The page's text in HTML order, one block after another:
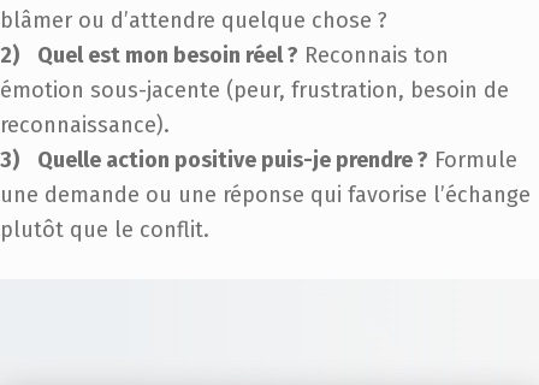
blâmer ou d’attendre quelque chose ?
Quel est mon besoin réel ? Reconnais ton
émotion sous-jacente (peur, frustration, besoin de
reconnaissance).
Quelle action positive puis-je prendre ? Formule
une demande ou une réponse qui favorise l’échange
plutôt que le conflit.